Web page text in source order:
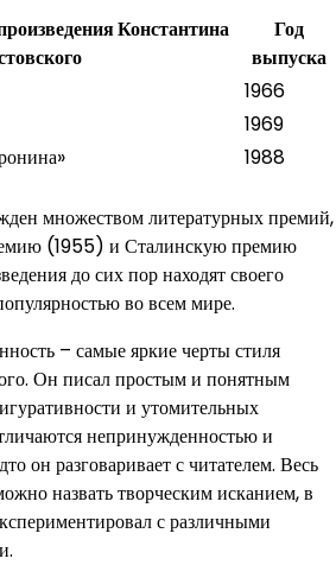
Константина
Год
выпуска
1966
1969
1988
множеством литературных премий,
(1955) и Сталинскую премию
до сих пор находят своего
во всем мире.
– самые яркие черты стиля
Он писал простым и понятным
и утомительных
непринужденностью и
он разговаривает с читателем. Весь
назвать творческим исканием, в
с различными